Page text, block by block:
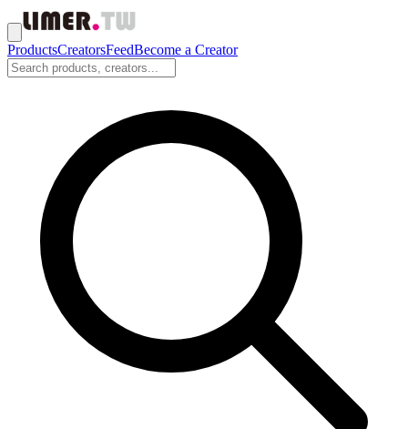
ProductsCreatorsFeedBecome a Creator